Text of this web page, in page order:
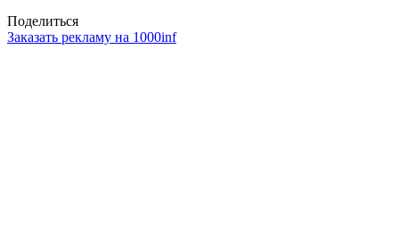
Поделиться
Заказать рекламу на 1000inf